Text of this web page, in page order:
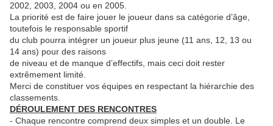
2002, 2003, 2004 ou en 2005.
La priorité est de faire jouer le joueur dans sa catégorie d’âge,
toutefois le responsable sportif
du club pourra intégrer un joueur plus jeune (11 ans, 12, 13 ou
14 ans) pour des raisons
de niveau et de manque d’effectifs, mais ceci doit rester
extrêmement limité.
Merci de constituer vos équipes en respectant la hiérarchie des
classements.
DÉROULEMENT DES RENCONTRES
- Chaque rencontre comprend deux simples et un double. Le